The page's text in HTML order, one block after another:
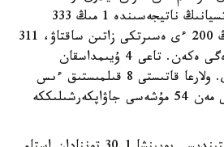
جۇرگىزگەن ارنايى وپەراتسيانىڭ ناتيجەسىندە 1 مىڭ 333
قىلمىس تىركەگەن. ونىڭ 200 ءى ەسىرتكى زاتىن ساقتاۋ، 311
ءى قاراسورا ءوسىرۋ دەرەگى ەكەن. تاعى 4 ۇيىمداسقان
قىلمىستىق توپ جويىلدى. ولارعا قاتىستى 8 قىلمىستىق ءىس
قوزعالىپ، 6 جەتەكشىسى مەن 54 مۇشەسى جاۋاپكەرشىلىككە